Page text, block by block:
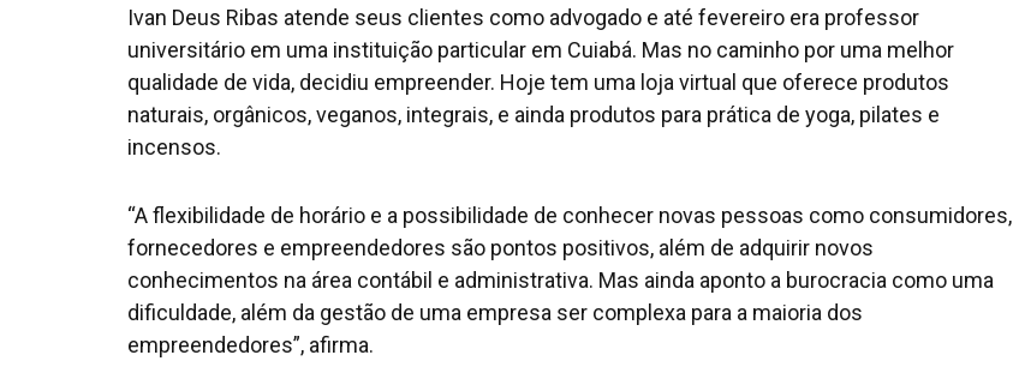
Ivan Deus Ribas atende seus clientes como advogado e até fevereiro era professor
universitário em uma instituição particular em Cuiabá. Mas no caminho por uma melhor
qualidade de vida, decidiu empreender. Hoje tem uma loja virtual que oferece produtos
naturais, orgânicos, veganos, integrais, e ainda produtos para prática de yoga, pilates e
incensos.
“A flexibilidade de horário e a possibilidade de conhecer novas pessoas como consumidores,
fornecedores e empreendedores são pontos positivos, além de adquirir novos
conhecimentos na área contábil e administrativa. Mas ainda aponto a burocracia como uma
dificuldade, além da gestão de uma empresa ser complexa para a maioria dos
empreendedores”, afirma.